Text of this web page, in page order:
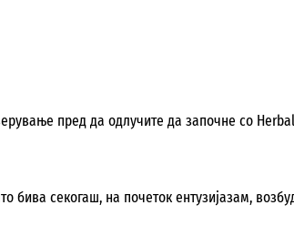
пред да одлучите да започне со
секогаш, на почеток ентузијазам,